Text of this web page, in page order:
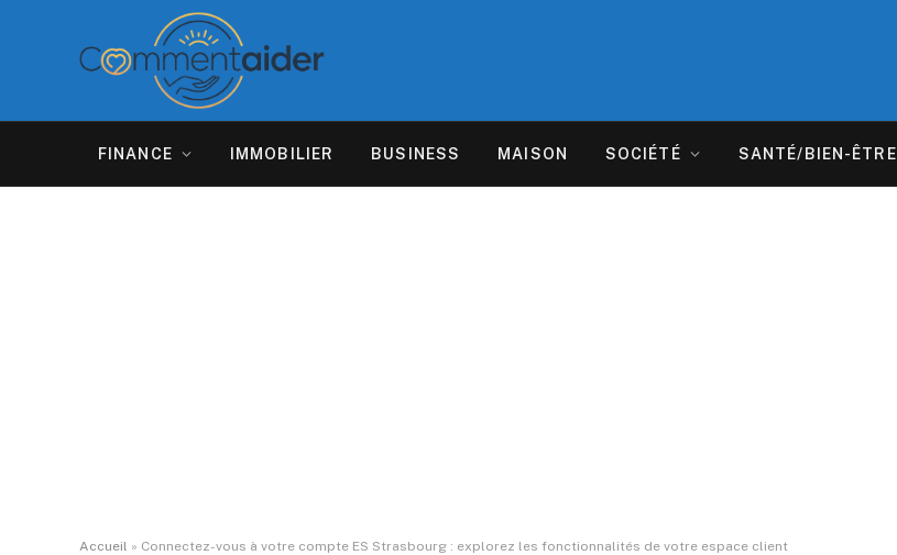
FINANCE IMMOBILIER BUSINESS MAISON SOCIÉTÉ SANTÉ/BIEN-ÊTRE
Accueil » Connectez-vous à votre compte ES Strasbourg : explorez les fonctionnalités de votre espace client